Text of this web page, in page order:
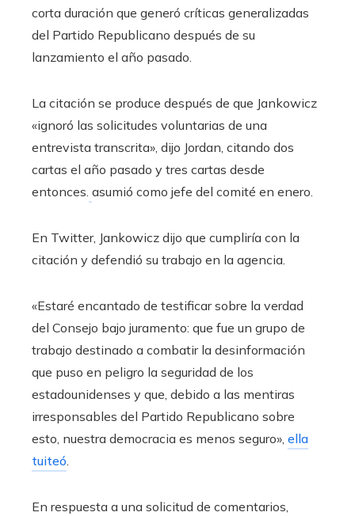
corta duración que generó críticas generalizadas
del Partido Republicano después de su
lanzamiento el año pasado.
La citación se produce después de que Jankowicz
«ignoró las solicitudes voluntarias de una
entrevista transcrita», dijo Jordan, citando dos
cartas el año pasado y tres cartas desde
entonces. asumió como jefe del comité en enero.
En Twitter, Jankowicz dijo que cumpliría con la
citación y defendió su trabajo en la agencia.
«Estaré encantado de testificar sobre la verdad
del Consejo bajo juramento: que fue un grupo de
trabajo destinado a combatir la desinformación
que puso en peligro la seguridad de los
estadounidenses y que, debido a las mentiras
irresponsables del Partido Republicano sobre
esto, nuestra democracia es menos seguro», ella
tuiteó.
En respuesta a una solicitud de comentarios,